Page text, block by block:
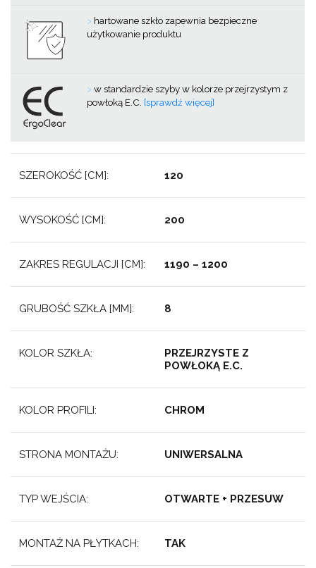
> hartowane szkło zapewnia bezpieczne
użytkowanie produktu
>w standardzie szyby w kolorze przejrzystym z
powłoką E.C. [sprawdź więcej]
SZEROKOŚĆ [CM]: 120
WYSOKOŚĆ [CM]: 200
ZAKRES REGULACJI [CM]: 1190 – 1200
GRUBOŚĆ SZKŁA [MM]: 8
KOLOR SZKŁA:
PRZEJRZYSTE Z
POWŁOKĄ E.C.
KOLOR PROFILI: CHROM
STRONA MONTAŻU: UNIWERSALNA
TYP WEJŚCIA: OTWARTE + PRZESUW
MONTAŻ NA PŁYTKACH: TAK